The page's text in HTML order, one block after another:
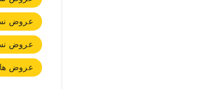
عروض
عروض
عروض